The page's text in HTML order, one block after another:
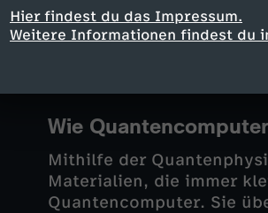
Hier findest du das Impressum.
Weitere Informationen findest du
Blutprobe erfassen zu
Hinweise auf krankhafte
bereits? Und was hat
Wie
Mithilfe der
Materialien, die immer
Quantencomputer. Sie